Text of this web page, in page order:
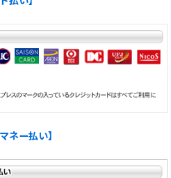
ネー払い】